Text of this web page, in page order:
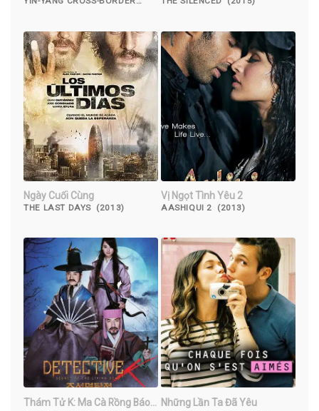
Ngày Cuối Cùng
THE LAST DAYS (2013)
Vị Ngọt Tình Yêu 2
AASHIQUI 2 (2013)
Thám Tử K: Ma Cà Rồng Báo
Những Lần Ta Đã Yêu